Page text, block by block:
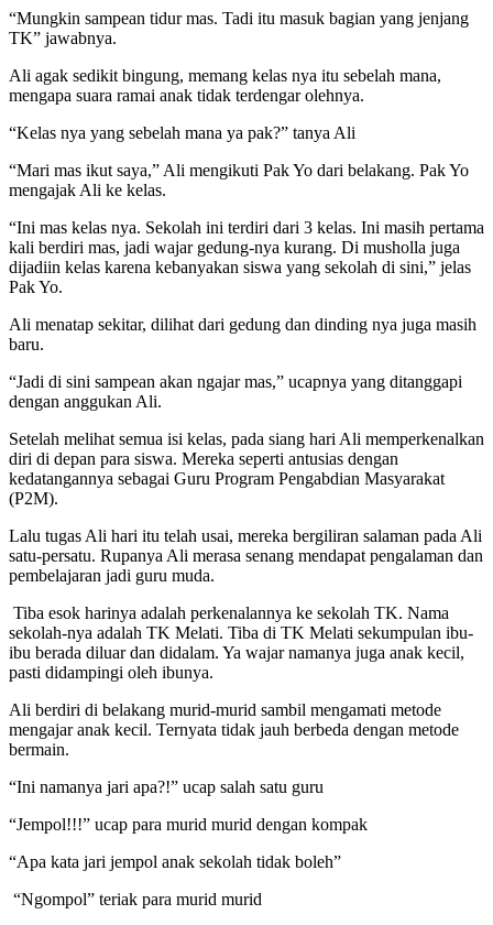
“Mungkin sampean tidur mas. Tadi itu masuk bagian yang jenjang
TK” jawabnya.
Ali agak sedikit bingung, memang kelas nya itu sebelah mana,
mengapa suara ramai anak tidak terdengar olehnya.
“Kelas nya yang sebelah mana ya pak?” tanya Ali
“Mari mas ikut saya,” Ali mengikuti Pak Yo dari belakang. Pak Yo
mengajak Ali ke kelas.
“Ini mas kelas nya. Sekolah ini terdiri dari 3 kelas. Ini masih pertama
kali berdiri mas, jadi wajar gedung-nya kurang. Di musholla juga
dijadiin kelas karena kebanyakan siswa yang sekolah di sini,” jelas
Pak Yo.
Ali menatap sekitar, dilihat dari gedung dan dinding nya juga masih
baru.
“Jadi di sini sampean akan ngajar mas,” ucapnya yang ditanggapi
dengan anggukan Ali.
Setelah melihat semua isi kelas, pada siang hari Ali memperkenalkan
diri di depan para siswa. Mereka seperti antusias dengan
kedatangannya sebagai Guru Program Pengabdian Masyarakat
(P2M).
Lalu tugas Ali hari itu telah usai, mereka bergiliran salaman pada Ali
satu-persatu. Rupanya Ali merasa senang mendapat pengalaman dan
pembelajaran jadi guru muda.
Tiba esok harinya adalah perkenalannya ke sekolah TK. Nama
sekolah-nya adalah TK Melati. Tiba di TK Melati sekumpulan ibu-
ibu berada diluar dan didalam. Ya wajar namanya juga anak kecil,
pasti didampingi oleh ibunya.
Ali berdiri di belakang murid-murid sambil mengamati metode
mengajar anak kecil. Ternyata tidak jauh berbeda dengan metode
bermain.
“Ini namanya jari apa?!” ucap salah satu guru
“Jempol!!!” ucap para murid murid dengan kompak
“Apa kata jari jempol anak sekolah tidak boleh”
“Ngompol” teriak para murid murid